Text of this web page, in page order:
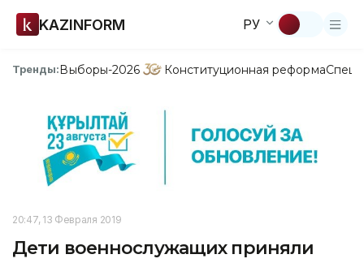
KAZINFORM РУ
Тренды:Выборы-2026 Конституционная реформа
20:47, 13 Февраля 2019
Дети военнослужащих приняли